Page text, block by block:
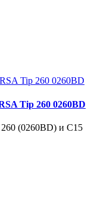
Tip 260 0260BD
(0260BD) и C15